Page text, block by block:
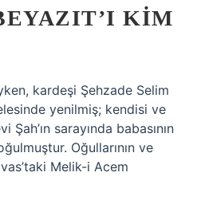
KIM
kardeşi Şehzade Selim
yenilmiş; kendisi ve
Şah’ın sarayında babasının
Oğullarının ve
Melik-i Acem